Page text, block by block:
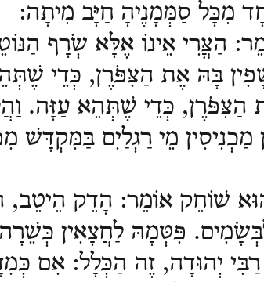
מִכָּל סַמְּמָנֶיהָ חַיָּב מִיתָה:
הַצֳּרִי אֵינוֹ אֶלָּא שְֹרָף
בָּהּ אֶת הַצִּפֹּרֶן, כְּדֵי
הַצִּפֹּרֶן, כְּדֵי שֶׁתְּהֵא עַזָּה.
מַכְנִיסִין מֵי רַגְלַיִם בַּמִּקְדָּשׁ
שׁוֹחֵק אוֹמֵר: הָדֵק הֵיטֵב,
פִּטְּמָהּ לַחֲצָאִין
יְהוּדָה, זֶה הַכְּלָל: אִם